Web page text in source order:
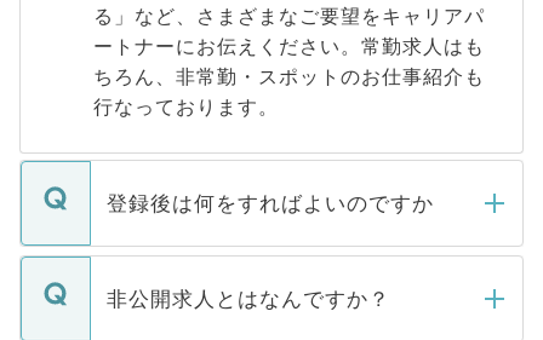
る」など、さまざまなご要望をキャリアパ
ートナーにお伝えください。常勤求人はも
ちろん、非常勤・スポットのお仕事紹介も
行なっております。
登録後は何をすればよいのですか
ご登録いただきましたら、弊社担当者がご
登録内容を確認し、その後メールもしくは
非公開求人とはなんですか？